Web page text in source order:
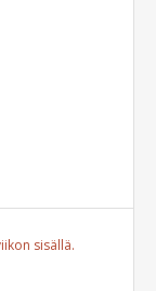
sisällä.